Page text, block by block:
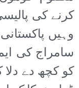
کرنے کی
وہیں
سامراج کی
کو کچھ دے دلا